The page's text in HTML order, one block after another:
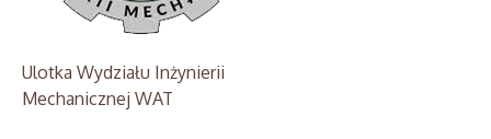
Ulotka Wydziału Inżynierii
Mechanicznej WAT